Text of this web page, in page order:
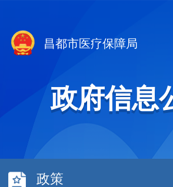
昌都市医疗保障局
政府信息
政策